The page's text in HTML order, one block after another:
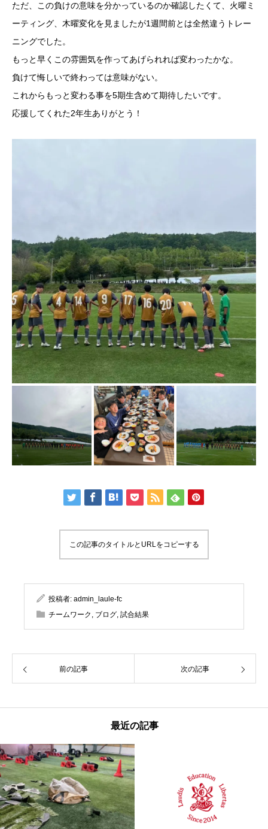
ただ、この負けの意味を分かっているのか確認したくて、火曜ミ
ーティング、木曜変化を見ましたが1週間前とは全然違うトレー
ニングでした。
もっと早くこの雰囲気を作ってあげられれば変わったかな。
負けて悔しいで終わっては意味がない。
これからもっと変わる事を5期生含めて期待したいです。
応援してくれた2年生ありがとう！
この記事のタイトルとURLをコピーする
投稿者: admin_laule-fc
チームワーク , ブログ, 試合結果
前の記事 次の記事
最近の記事